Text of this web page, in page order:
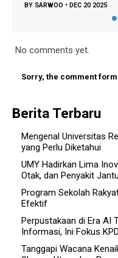
BY SARWOO • DEC 20 2025
No comments yet.
Sorry, the comment
Berita Terbaru
Mengenal Universitas
yang Perlu Diketahui
UMY Hadirkan Lima
Otak, dan Penyakit
Program Sekolah
Efektif
Perpustakaan di Era AI
Informasi, Ini Fokus
Tanggapi Wacana